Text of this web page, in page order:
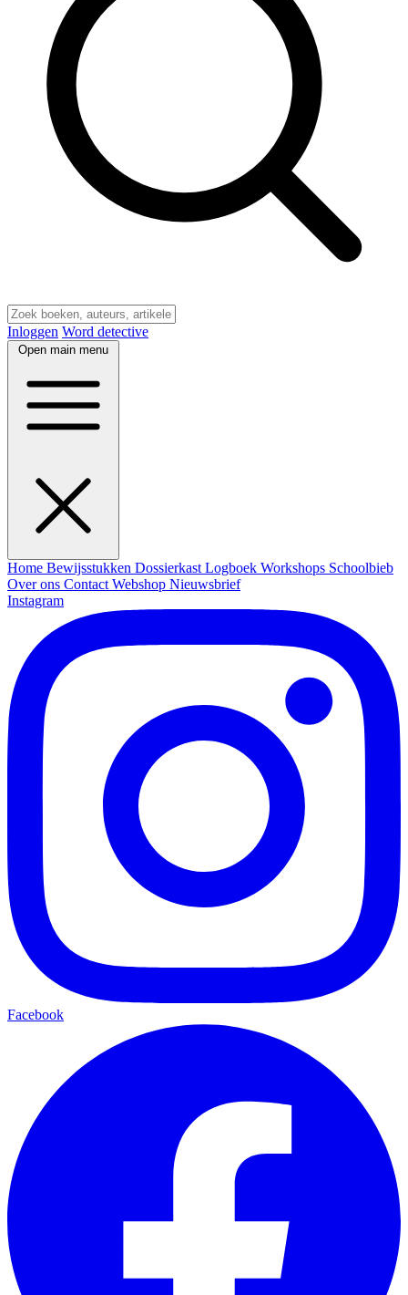
Inloggen Word detective
Open main menu
Home Bewijsstukken Dossierkast Logboek Workshops Schoolbieb
Over ons Contact Webshop Nieuwsbrief
Instagram
Facebook